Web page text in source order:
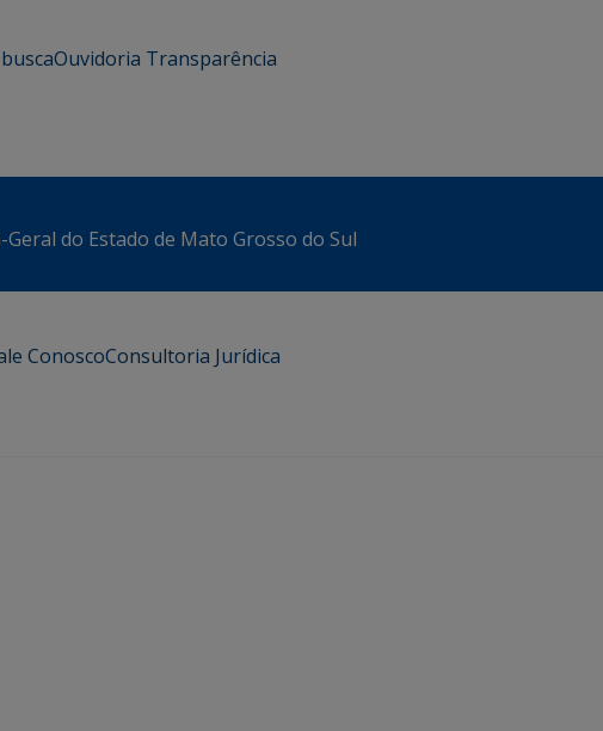
Ouvidoria Transparência
do Estado de Mato Grosso do Sul
ConoscoConsultoria Jurídica